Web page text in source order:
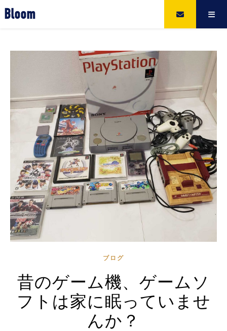
Bloom
ブログ
昔のゲーム機、ゲームソ
フトは家に眠っていませ
んか？